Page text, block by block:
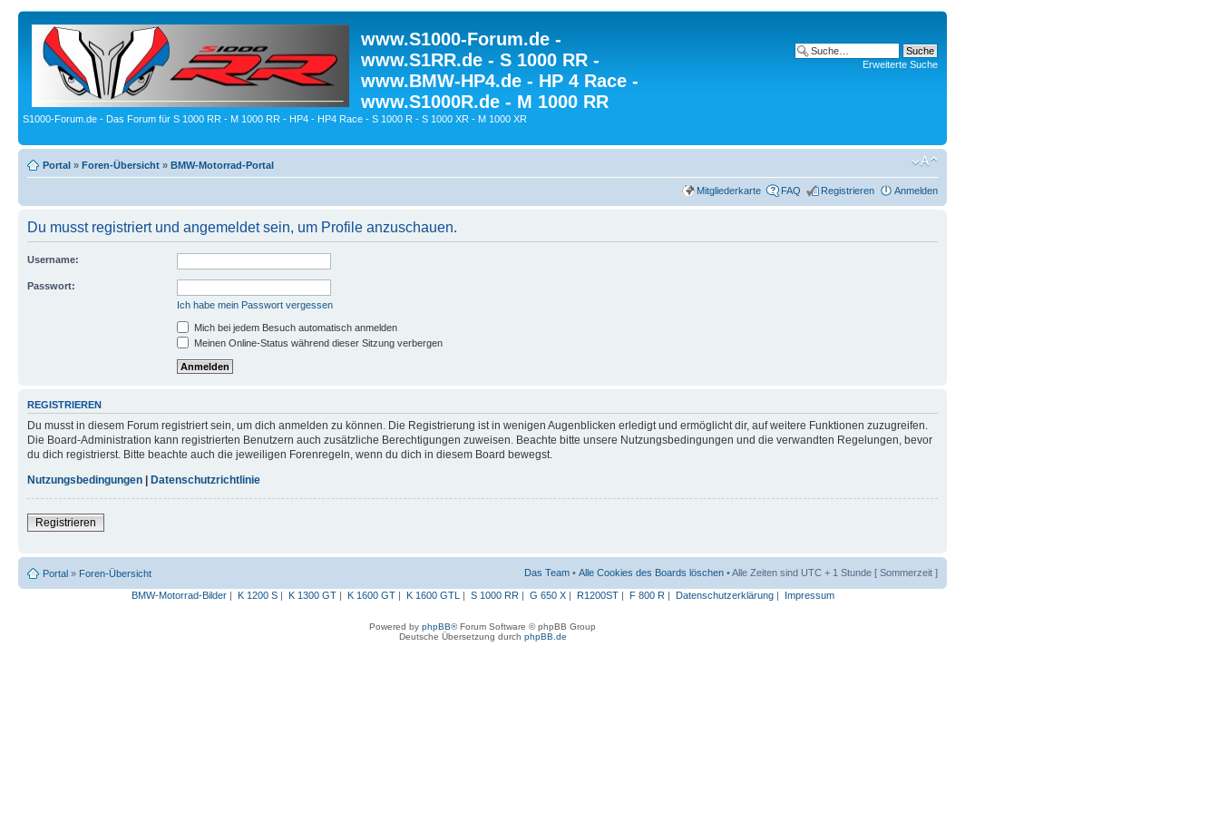
www.S1000-Forum.de -
www.S1RR.de - S 1000 RR -
www.BMW-HP4.de - HP 4 Race -
www.S1000R.de - M 1000 RR
S1000-Forum.de - Das Forum für S 1000 RR - M 1000 RR - HP4 - HP4 Race - S 1000 R - S 1000 XR - M 1000 XR
Erweiterte Suche
Portal » Foren-Übersicht » BMW-Motorrad-Portal
Mitgliederkarte FAQ Registrieren Anmelden
Du musst registriert und angemeldet sein, um Profile anzuschauen.
Username:
Passwort:
Ich habe mein Passwort vergessen
Mich bei jedem Besuch automatisch anmelden
Meinen Online-Status während dieser Sitzung verbergen
REGISTRIEREN
Du musst in diesem Forum registriert sein, um dich anmelden zu können. Die Registrierung ist in wenigen Augenblicken erledigt und ermöglicht dir, auf weitere Funktionen zuzugreifen.
Die Board-Administration kann registrierten Benutzern auch zusätzliche Berechtigungen zuweisen. Beachte bitte unsere Nutzungsbedingungen und die verwandten Regelungen, bevor
du dich registrierst. Bitte beachte auch die jeweiligen Forenregeln, wenn du dich in diesem Board bewegst.
Nutzungsbedingungen
Datenschutzrichtlinie
Registrieren
Portal » Foren-Übersicht Das Team • Alle Cookies des Boards löschen • Alle Zeiten sind UTC + 1 Stunde [ Sommerzeit ]
BMW-Motorrad-Bilder| K 1200 S| K 1300 GT| K 1600 GT| K 1600 GTL | S 1000 RR | G 650 X| R1200ST| F 800 R | Datenschutzerklärung| Impressum
Powered by phpBB® Forum Software © phpBB Group
Deutsche Übersetzung durch phpBB.de